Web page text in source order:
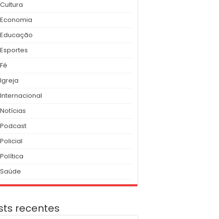
Cultura
Economia
Educação
Esportes
Fé
Igreja
Internacional
Notícias
Podcast
Policial
Política
Saúde
recentes